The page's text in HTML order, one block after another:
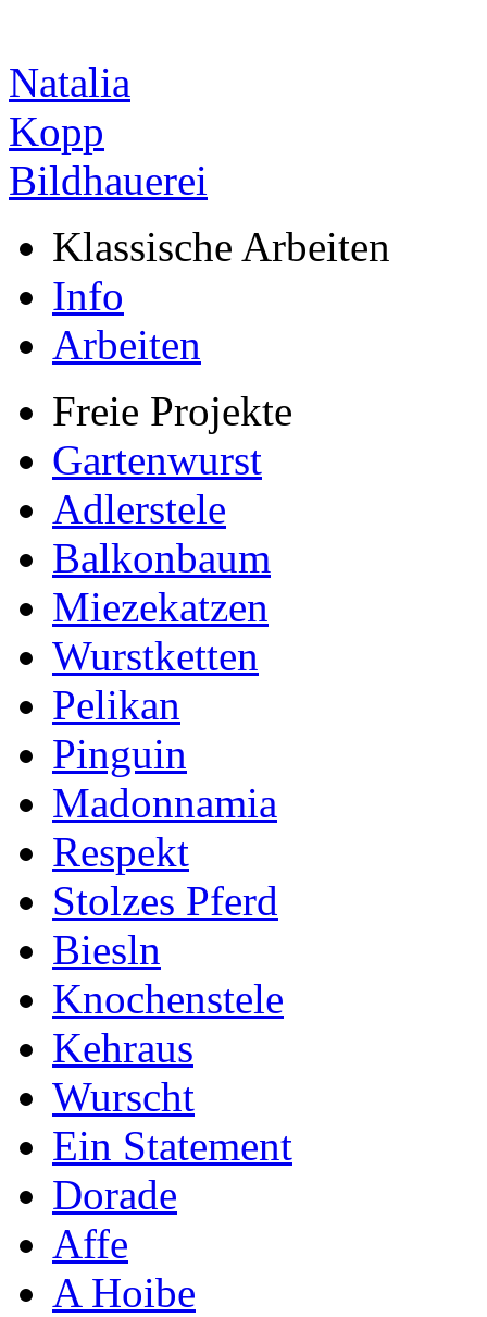
Natalia
Kopp
Bildhauerei
Klassische Arbeiten
Info
Arbeiten
Freie Projekte
Gartenwurst
Adlerstele
Balkonbaum
Miezekatzen
Wurstketten
Pelikan
Pinguin
Madonnamia
Respekt
Stolzes Pferd
Biesln
Knochenstele
Kehraus
Wurscht
Ein Statement
Dorade
Affe
A Hoibe